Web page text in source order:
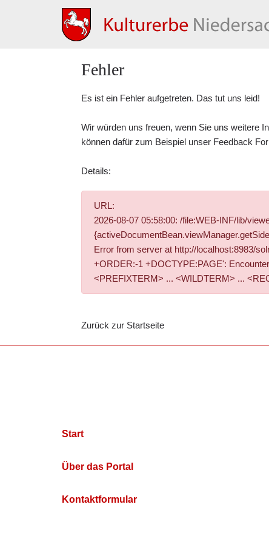
Fehler
Es ist ein Fehler aufgetreten. Das tut uns leid!
Wir würden uns freuen, wenn Sie uns weitere
können dafür zum Beispiel unser Feedback
Details:
URL:
2026-08-07 05:58:00: /file:WEB-INF/lib/
Error from server at http://localhost:8983/
+ORDER:-1 +DOCTYPE:PAGE':
<PREFIXTERM> ... <WILDTERM> ...
Zurück zur Startseite
Start
Über das Portal
Kontaktformular